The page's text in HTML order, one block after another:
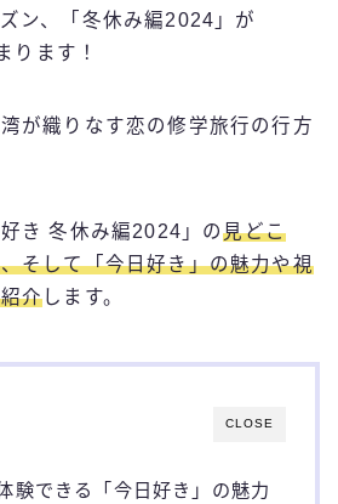
ン、「冬休み編2024」が
ります！
が織りなす恋の修学旅行の行方
き 冬休み編2024」の見どこ
そして「今日好き」の魅力や視
介します。
CLOSE
験できる「今日好き」の魅力